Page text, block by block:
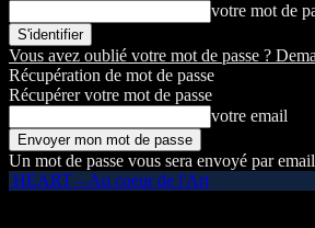
votre mot de
Vous avez oublié votre mot de passe ?
Récupération de mot de passe
Récupérer votre mot de passe
votre email
Un mot de passe vous sera envoyé par
HEART – Au coeur de l'Art